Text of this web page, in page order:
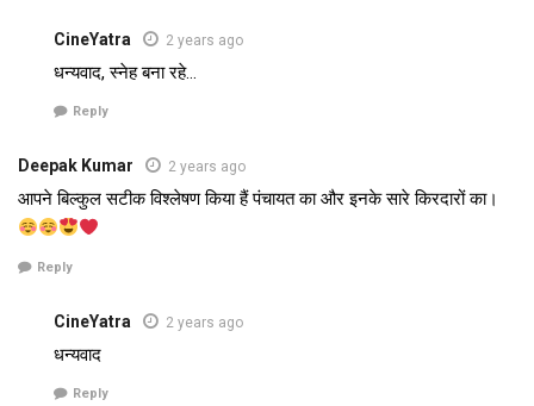
CineYatra 2 years ago
धन्यवाद, स्नेह बना रहे…
Reply
Deepak Kumar 2 years ago
आपने बिल्कुल सटीक विश्लेषण किया हैं पंचायत का और इनके सारे किरदारों का।
Reply
CineYatra 2 years ago
धन्यवाद
Reply